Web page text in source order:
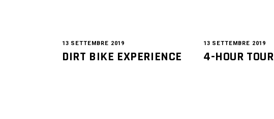
13 SETTEMBRE 2019
DIRT BIKE EXPERIENCE
13 SETTEMBRE 2019
4-HOUR TOUR